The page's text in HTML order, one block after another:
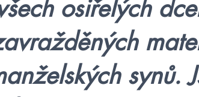
osiřelých
synů.